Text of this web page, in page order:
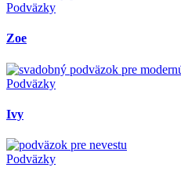
Podväzky
Zoe
Podväzky
Ivy
Podväzky